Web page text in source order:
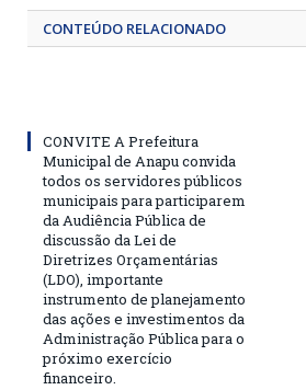
CONTEÚDO RELACIONADO
CONVITE A Prefeitura
Municipal de Anapu convida
todos os servidores públicos
municipais para participarem
da Audiência Pública de
discussão da Lei de
Diretrizes Orçamentárias
(LDO), importante
instrumento de planejamento
das ações e investimentos da
Administração Pública para o
próximo exercício
financeiro.